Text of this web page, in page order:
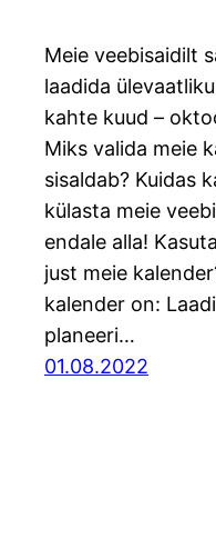
Meie veebisaidilt
laadida
kahte kuud –
Miks valida meie
sisaldab? Kuidas
külasta meie
endale alla!
just meie
kalender on:
planeeri…
01.08.2022